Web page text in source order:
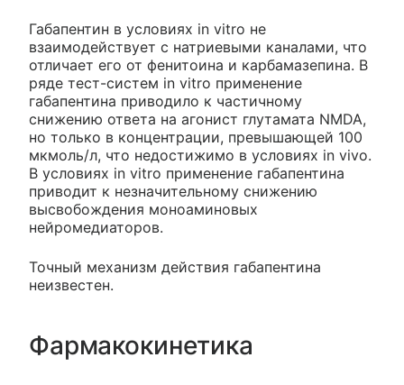
Габапентин в условиях in vitro не
взаимодействует с натриевыми каналами, что
отличает его от фенитоина и карбамазепина. В
ряде тест-систем in vitro применение
габапентина приводило к частичному
снижению ответа на агонист глутамата NMDA,
но только в концентрации, превышающей 100
мкмоль/л, что недостижимо в условиях in vivo.
В условиях in vitro применение габапентина
приводит к незначительному снижению
высвобождения моноаминовых
нейромедиаторов.
Точный механизм действия габапентина
неизвестен.
Фармакокинетика